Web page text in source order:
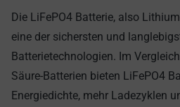
Die LiFePO4 Batterie, also
eine der sichersten und
Batterietechnologien. Im
Säure-Batterien bieten LiFePO4
Energiedichte, mehr Ladezyklen